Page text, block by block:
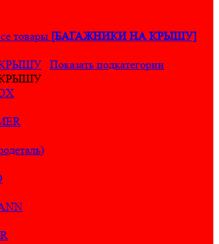
товары [БАГАЖНИКИ НА КРЫШУ]
Показать подкатегории